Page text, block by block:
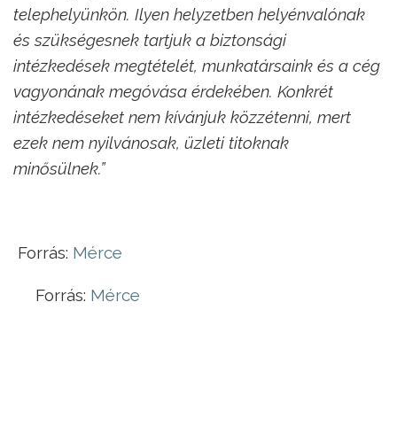
telephelyünkön. Ilyen helyzetben helyénvalónak
és szükségesnek tartjuk a biztonsági
intézkedések megtételét, munkatársaink és a cég
vagyonának megóvása érdekében. Konkrét
intézkedéseket nem kívánjuk közzétenni, mert
ezek nem nyilvánosak, üzleti titoknak
minősülnek.”
Forrás: Mérce
Forrás: Mérce